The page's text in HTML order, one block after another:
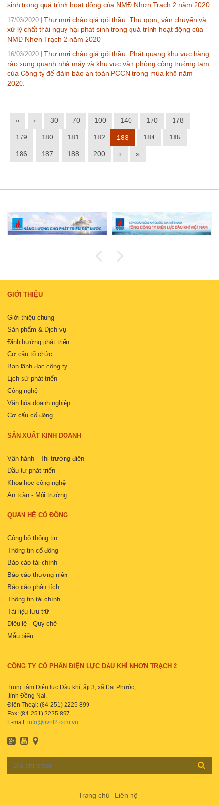
sinh trong quá trình hoạt động của NMĐ Nhơn Trạch 2 năm 2020
17/03/2020
Thư mời chào giá gói thầu: Thu gom, vận chuyển và
xử lý chất thải nguy hại phát sinh trong quá trình hoạt động của
NMĐ Nhơn Trạch 2 năm 2020
16/03/2020
Thư mời chào giá gói thầu: Phát quang khu vực hàng
rào xung quanh nhà máy và khu vực văn phòng công trường tạm
của Công ty để đảm bảo an toàn PCCN trong mùa khô năm
2020.
« ‹ 30 70 100 140 170 178
179 180 181 182 183 184 185
186 187 188 200 › »
GIỚI THIỆU
Giới thiệu chung
Sản phẩm & Dịch vụ
Định hướng phát triển
Cơ cấu tổ chức
Ban lãnh đạo công ty
Lịch sử phát triển
Công nghệ
Văn hóa doanh nghiệp
Cơ cấu cổ đông
SẢN XUẤT KINH DOANH
Vận hành - Thị trường điện
Đầu tư phát triển
Khoa học công nghệ
An toàn - Môi trường
QUAN HỆ CỔ ĐÔNG
Công bố thông tin
Thông tin cổ đông
Báo cáo tài chính
Báo cáo thường niên
Báo cáo phân tích
Thông tin tài chính
Tài liệu lưu trữ
Điều lệ - Quy chế
Mẫu biểu
CÔNG TY CỔ PHẦN ĐIỆN LỰC DẦU KHÍ NHƠN TRẠCH 2
Trung tâm Điện lực Dầu khí, ấp 3, xã Đại Phước,
,tỉnh Đồng Nai.
Điện Thoại: (84-251) 2225 899
Fax: (84-251) 2225 897
E-mail: info@pvnt2.com.vn
Trang chủ Liên hệ